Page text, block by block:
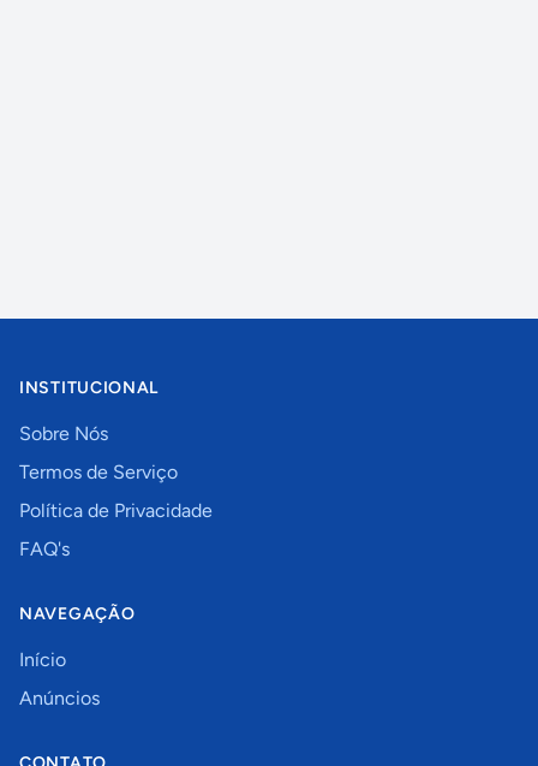
INSTITUCIONAL
Sobre Nós
Termos de Serviço
Política de Privacidade
FAQ's
NAVEGAÇÃO
Início
Anúncios